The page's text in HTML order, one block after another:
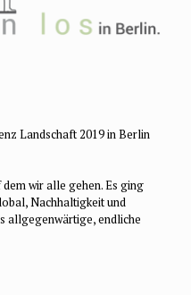
Landschaft 2019 in Berlin
wir alle gehen. Es ging
Nachhaltigkeit und
allgegenwärtige, endliche